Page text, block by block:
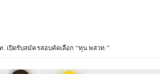
. เปิดรับสมัครสอบคัดเลือก “ทุน พสวท.” และ “โครงการ